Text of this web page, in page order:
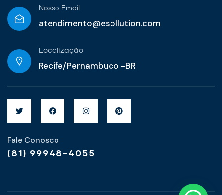
Nosso Email
atendimento@esollution.com
Localização
Recife/Pernambuco -BR
Fale Conosco
(81) 99948-4055